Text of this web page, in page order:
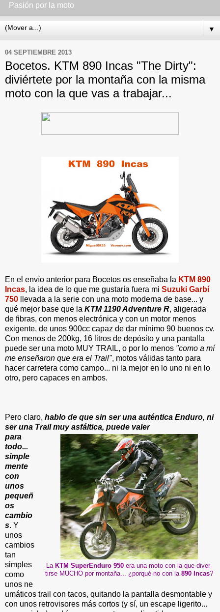
Pasión por la moto
▼
04 SEPTIEMBRE 2013
Bocetos. KTM 890 Incas "The Dirty":
diviértete por la montaña con la misma
moto con la que vas a trabajar...
En el envío anterior para Bocetos os enseñaba la KTM 890
Incas, la idea de lo que me gustaría fuera mi Suzuki Garbí
750 llevada a la serie con una moto moderna de base... y
qué mejor base que la KTM 1190 Adventure R, aligerada
de fibras, con menos electrónica y con un motor menos
exigente, de unos 900cc capaz de dar mínimo 90 buenos cv.
Con menos de 200kg, 16 litros de depósito y una pantalla
puede ser una moto MUY TRAIL, o por lo menos "como a mí
me enseñaron que era el Trail", motos válidas tanto para
hacer carretera como campo... ni la mejor en lo uno ni en lo
otro, pero capaces en ambos.
Pero claro, hablo de que sin ser una auténtica Enduro, ni
ser una Trail muy asfáltica, puede valer
La KTM SuperEnduro 950 era una moto con la que diver-
tirse MUCHO por montaña... ¿porqué no con la 890 Incas?
para
todo...
simple
mente
con
unos
pequeñ
os
cambio
s. Y
unos
cambios
tan
simples
como
unos ne
umáticos trail con tacos, quitando la pantalla desmontable y
con unos retrovisores más cortos (y sí, un escape ligerito...